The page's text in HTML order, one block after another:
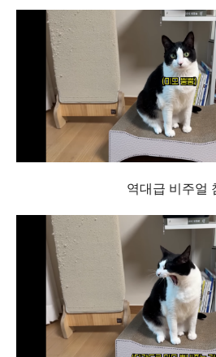
역대급 비주얼